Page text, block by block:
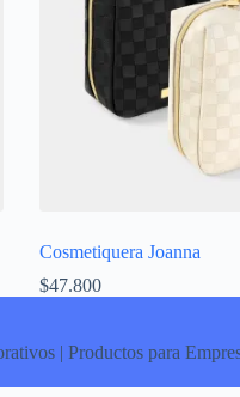
Cosmetiquera Joanna
$47.800
| Productos para